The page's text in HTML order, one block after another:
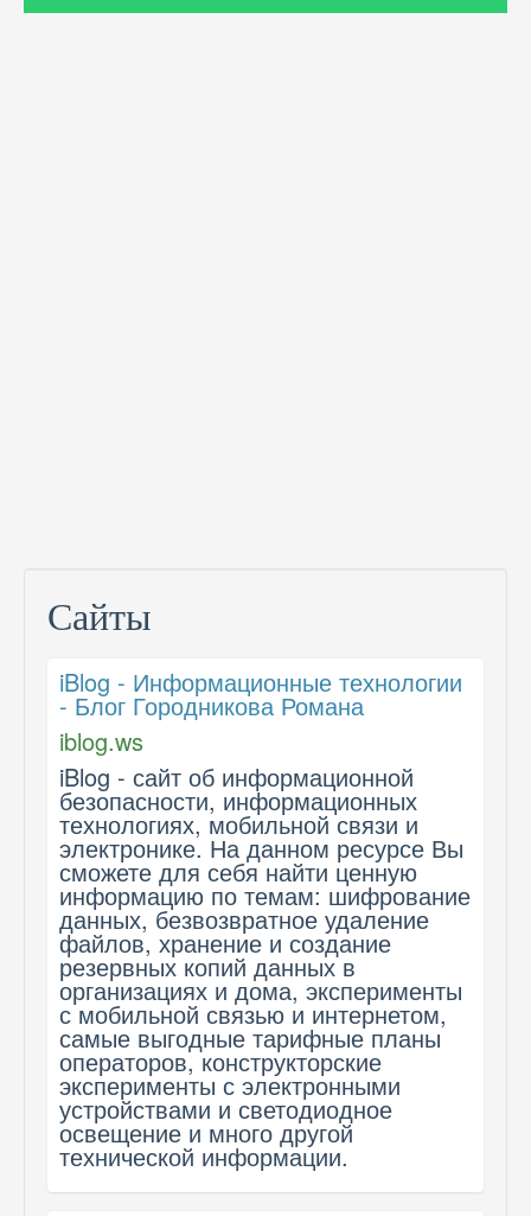
Сайты
iBlog - Информационные технологии
- Блог Городникова Романа
iblog.ws
iBlog - сайт об информационной
безопасности, информационных
технологиях, мобильной связи и
электронике. На данном ресурсе Вы
сможете для себя найти ценную
информацию по темам: шифрование
данных, безвозвратное удаление
файлов, хранение и создание
резервных копий данных в
организациях и дома, эксперименты
с мобильной связью и интернетом,
самые выгодные тарифные планы
операторов, конструкторские
эксперименты с электронными
устройствами и светодиодное
освещение и много другой
технической информации.